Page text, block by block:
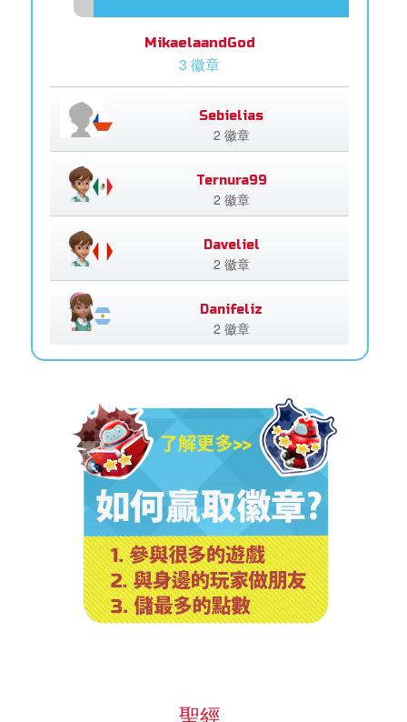
MikaelaandGod
3 徽章
Sebielias
2 徽章
Ternura99
2 徽章
Daveliel
2 徽章
Danifeliz
2 徽章
聖經